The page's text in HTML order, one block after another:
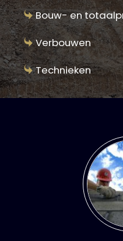
Bouw- en
Verbouwen
Technieken